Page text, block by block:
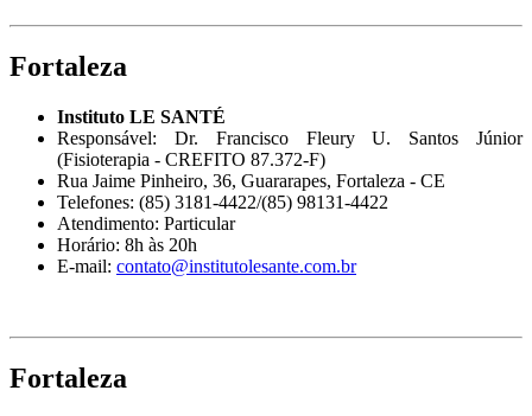
Fortaleza
Instituto LE SANTÉ
Responsável: Dr. Francisco Fleury U. Santos Júnior
(Fisioterapia - CREFITO 87.372-F)
Rua Jaime Pinheiro, 36, Guararapes, Fortaleza - CE
Telefones: (85) 3181-4422/(85) 98131-4422
Atendimento: Particular
Horário: 8h às 20h
E-mail: contato@institutolesante.com.br
Fortaleza